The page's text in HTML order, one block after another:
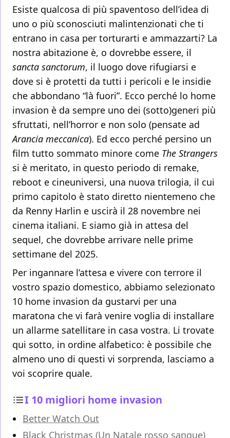
Esiste qualcosa di più spaventoso dell’idea di
uno o più sconosciuti malintenzionati che ti
entrano in casa per torturarti e ammazzarti? La
nostra abitazione è, o dovrebbe essere, il
sancta sanctorum, il luogo dove rifugiarsi e
dove si è protetti da tutti i pericoli e le insidie
che abbondano “là fuori”. Ecco perché lo home
invasion è da sempre uno dei (sotto)generi più
sfruttati, nell’horror e non solo (pensate ad
Arancia meccanica). Ed ecco perché persino un
film tutto sommato minore come The Strangers
si è meritato, in questo periodo di remake,
reboot e cineuniversi, una nuova trilogia, il cui
primo capitolo è stato diretto nientemeno che
da Renny Harlin e uscirà il 28 novembre nei
cinema italiani. E siamo già in attesa del
sequel, che dovrebbe arrivare nelle prime
settimane del 2025.
Per ingannare l’attesa e vivere con terrore il
vostro spazio domestico, abbiamo selezionato
10 home invasion da gustarvi per una
maratona che vi farà venire voglia di installare
un allarme satellitare in casa vostra. Li trovate
qui sotto, in ordine alfabetico: è possibile che
almeno uno di questi vi sorprenda, lasciamo a
voi scoprire quale.
I 10 migliori home invasion
Better Watch Out
Black Christmas (Un Natale rosso sangue)